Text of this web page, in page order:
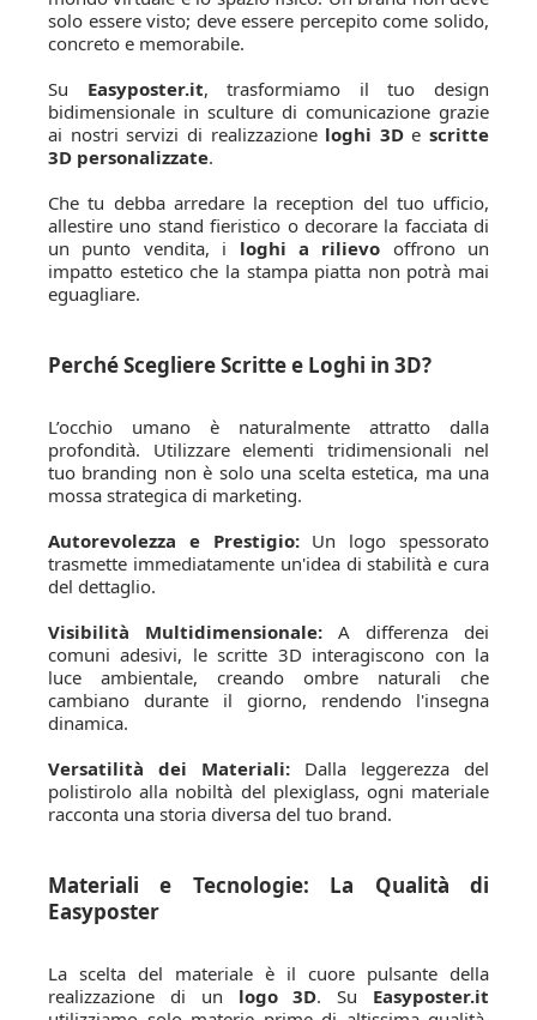
solo essere visto; deve essere percepito come solido,
concreto e memorabile.
Su Easyposter.it, trasformiamo il tuo design
bidimensionale in sculture di comunicazione grazie
ai nostri servizi di realizzazione loghi 3De scritte
3D personalizzate.
Che tu debba arredare la reception del tuo ufficio,
allestire uno stand fieristico o decorare la facciata di
un punto vendita, i loghi a rilievo offrono un
impatto estetico che la stampa piatta non potrà mai
eguagliare.
Perché Scegliere Scritte e Loghi in 3D?
L’occhio umano è naturalmente attratto dalla
profondità. Utilizzare elementi tridimensionali nel
tuo branding non è solo una scelta estetica, ma una
mossa strategica di marketing.
Autorevolezza e Prestigio:Un logo spessorato
trasmette immediatamente un'idea di stabilità e cura
del dettaglio.
Visibilità Multidimensionale: A differenza dei
comuni adesivi, le scritte 3D interagiscono con la
luce ambientale, creando ombre naturali che
cambiano durante il giorno, rendendo l'insegna
dinamica.
Versatilità dei Materiali: Dalla leggerezza del
polistirolo alla nobiltà del plexiglass, ogni materiale
racconta una storia diversa del tuo brand.
Materiali e Tecnologie: La Qualità di
Easyposter
La scelta del materiale è il cuore pulsante della
realizzazione di un logo 3D. Su Easyposter.it